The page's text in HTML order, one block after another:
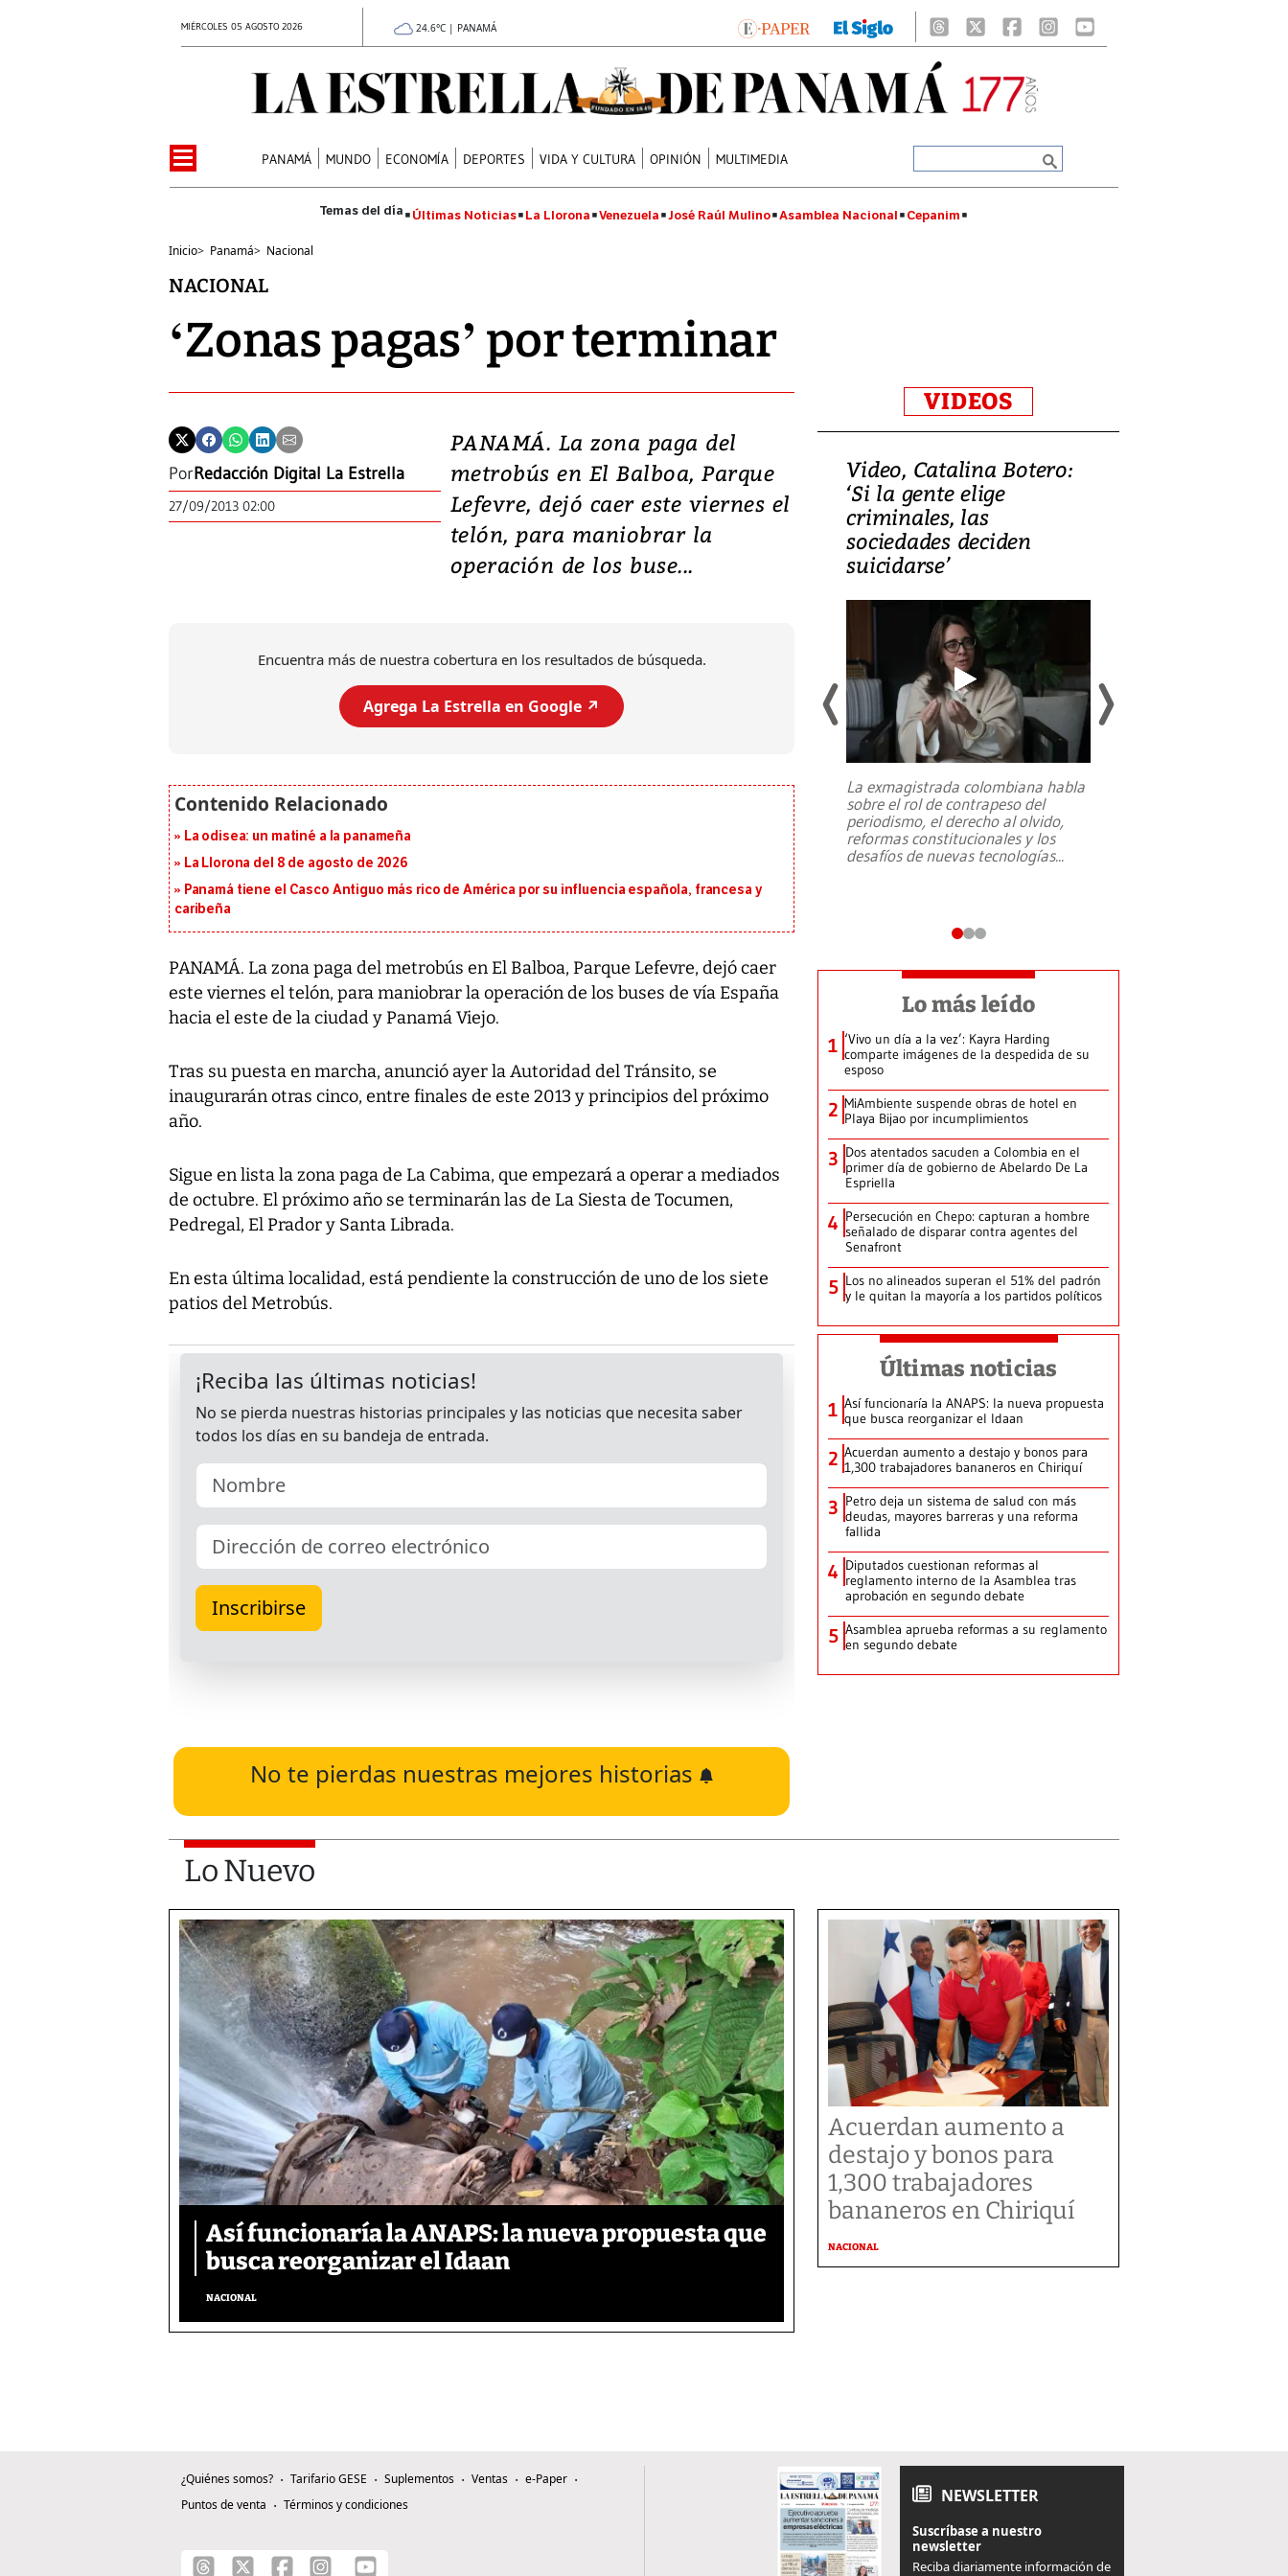
MIÉRCOLES 05 AGOSTO 2026 24.6°C | PANAMÁ
PANAMÁ MUNDO ECONOMÍA DEPORTES VIDA Y CULTURA OPINIÓN MULTIMEDIA
Últimas Noticias La Llorona Venezuela José Raúl Mulino Asamblea Nacional Cepanim
Inicio> Panamá> Nacional
NACIONAL
‘Zonas pagas’ por terminar
PorRedacción Digital La Estrella
27/09/2013 02:00
PANAMÁ. La zona paga del
metrobús en El Balboa, Parque
Lefevre, dejó caer este viernes el
telón, para maniobrar la
operación de los buse...
Encuentra más de nuestra cobertura en los resultados de búsqueda.
Agrega La Estrella en Google ↗️
La odisea: un matiné a la panameña
La Llorona del 8 de agosto de 2026
Panamá tiene el Casco Antiguo más rico de América por su influencia española, francesa y
caribeña
PANAMÁ. La zona paga del metrobús en El Balboa, Parque Lefevre, dejó caer
este viernes el telón, para maniobrar la operación de los buses de vía España
hacia el este de la ciudad y Panamá Viejo.
Tras su puesta en marcha, anunció ayer la Autoridad del Tránsito, se
inaugurarán otras cinco, entre finales de este 2013 y principios del próximo
año.
Sigue en lista la zona paga de La Cabima, que empezará a operar a mediados
de octubre. El próximo año se terminarán las de La Siesta de Tocumen,
Pedregal, El Prador y Santa Librada.
En esta última localidad, está pendiente la construcción de uno de los siete
patios del Metrobús.
No te pierdas nuestras mejores historias
VIDEOS
Video, Japón: Terremoto
deja heridos y graves
daños en Kumamoto
al sur de Japón, provocando una
Video, Catalina Botero:
‘Si la gente elige
criminales, las
sociedades deciden
suicidarse’
La exmagistrada colombiana habla
sobre el rol de contrapeso del
periodismo, el derecho al olvido,
reformas constitucionales y los
desafíos de nuevas tecnologías...
Lo más leído
1 ‘Vivo un día a la vez’: Kayra Harding
comparte imágenes de la despedida de su
esposo
2 MiAmbiente suspende obras de hotel en
Playa Bijao por incumplimientos
3 Dos atentados sacuden a Colombia en el
primer día de gobierno de Abelardo De La
Espriella
4 Persecución en Chepo: capturan a hombre
señalado de disparar contra agentes del
Senafront
5 Los no alineados superan el 51% del padrón
y le quitan la mayoría a los partidos políticos
Últimas noticias
1 Así funcionaría la ANAPS: la nueva propuesta
que busca reorganizar el Idaan
2 Acuerdan aumento a destajo y bonos para
1,300 trabajadores bananeros en Chiriquí
3 Petro deja un sistema de salud con más
deudas, mayores barreras y una reforma
fallida
4 Diputados cuestionan reformas al
reglamento interno de la Asamblea tras
aprobación en segundo debate
5 Asamblea aprueba reformas a su reglamento
en segundo debate
Lo Nuevo
Así funcionaría la ANAPS: la nueva propuesta que
busca reorganizar el Idaan
NACIONAL
Acuerdan aumento a
destajo y bonos para
1,300 trabajadores
bananeros en Chiriquí
NACIONAL
¿Quiénes somos? Tarifario GESE Suplementos Ventas
e-Paper
Puntos de venta
Términos y condiciones NEWSLETTER
Suscríbase a nuestro
newsletter
Reciba diariamente información de